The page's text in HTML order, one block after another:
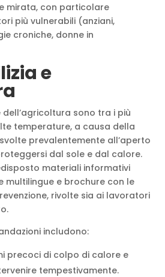
mirata, con particolare
più vulnerabili (anziani,
croniche, donne in
e
dell’agricoltura sono tra i più
temperature, a causa della
prevalentemente all’aperto
dal sole e dal calore.
materiali informativi
multilingue e brochure con le
rivolte sia ai lavoratori
includono:
precoci di colpo di calore e
tempestivamente.